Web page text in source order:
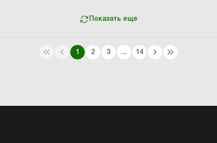
Показать еще
1 2 3 ... 14